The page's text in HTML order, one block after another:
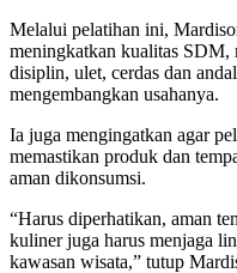
Melalui pelatihan ini,
meningkatkan kualitas
disiplin, ulet, cerdas dan
mengembangkan usahanya.
Ia juga mengingatkan agar
memastikan produk dan
aman dikonsumsi.
“Harus diperhatikan, aman
kuliner juga harus menjaga
kawasan wisata,” tutup